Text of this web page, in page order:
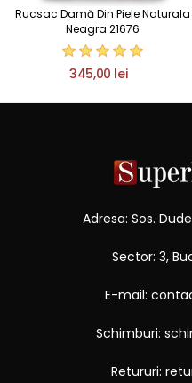
Rucsac Damă Din Piele Naturala
Neagra 21676
345,00 lei
Adresa: Sos.
Sector: 3,
E-mail:
Schimburi:
Retururi: